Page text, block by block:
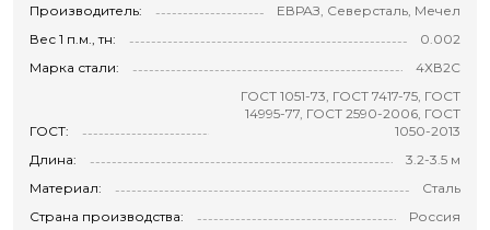
Производитель:
ЕВРАЗ, Северсталь, Мечел
Вес 1 п.м., тн:
0.002
Марка стали:
4ХВ2С
ГОСТ:
ГОСТ 1051-73, ГОСТ 7417-75, ГОСТ
14995-77, ГОСТ 2590-2006, ГОСТ
1050-2013
Длина:
3.2-3.5 м
Материал:
Сталь
Страна производства:
Россия